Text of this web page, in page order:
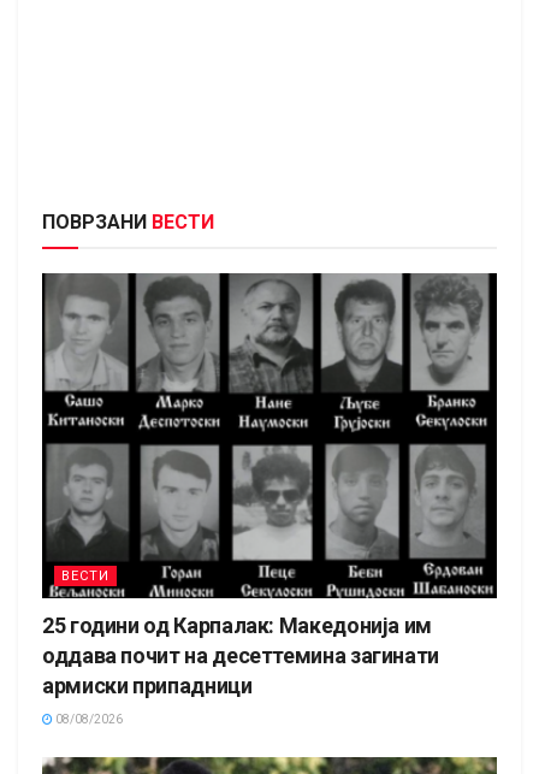
ПОВРЗАНИ ВЕСТИ
ВЕСТИ
25 години од Карпалак: Македонија им
оддава почит на десеттемина загинати
армиски припадници
08/08/2026